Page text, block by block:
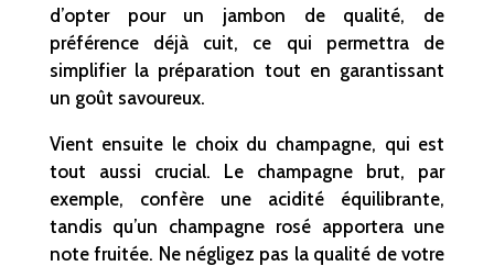
d’opter pour un jambon de qualité, de
préférence déjà cuit, ce qui permettra de
simplifier la préparation tout en garantissant
un goût savoureux.
Vient ensuite le choix du champagne, qui est
tout aussi crucial. Le champagne brut, par
exemple, confère une acidité équilibrante,
tandis qu’un champagne rosé apportera une
note fruitée. Ne négligez pas la qualité de votre